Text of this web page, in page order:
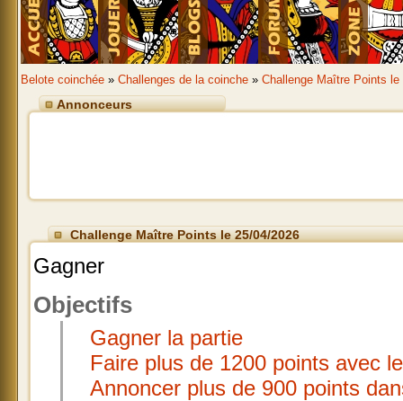
Belote coinchée » Challenges de la coinche » Challenge Maître Points le
Annonceurs
Challenge Maître Points le 25/04/2026
Gagner
Objectifs
Gagner la partie
Faire plus de 1200 points avec
Annoncer plus de 900 points